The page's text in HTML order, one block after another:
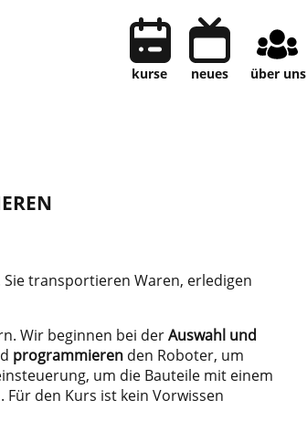
kurse neues über uns
Sie transportieren Waren, erledigen
Wir beginnen bei derAuswahl und
programmieren den Roboter, um
um die Bauteile mit einem
den Kurs ist kein Vorwissen